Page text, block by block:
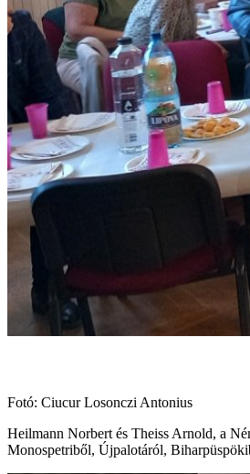
Fotó: Ciucur Losonczi Antonius
Heilmann Norbert és Theiss Arnold, a
Monospetriből, Újpalotáról,